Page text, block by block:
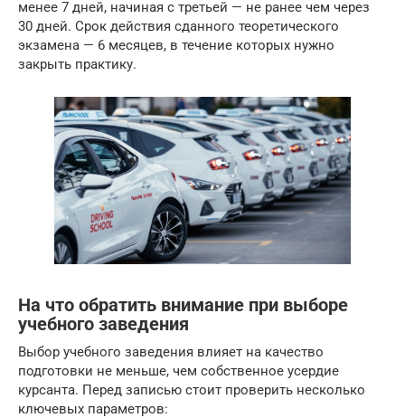
менее 7 дней, начиная с третьей — не ранее чем через
30 дней. Срок действия сданного теоретического
экзамена — 6 месяцев, в течение которых нужно
закрыть практику.
На что обратить внимание при выборе
учебного заведения
Выбор учебного заведения влияет на качество
подготовки не меньше, чем собственное усердие
курсанта. Перед записью стоит проверить несколько
ключевых параметров: